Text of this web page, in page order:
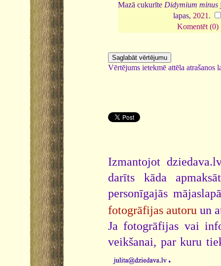
Mazā cukurīte Didymium minus
lapas, 2021 .
Komentēt (0)
Vērtējums ietekmē attēla atrašanos
Izmantojot
darīts kāda
personīgajās
fotogrāfijas autoru un
Ja fotogrāfijas vai
veikšanai, par kuru
.